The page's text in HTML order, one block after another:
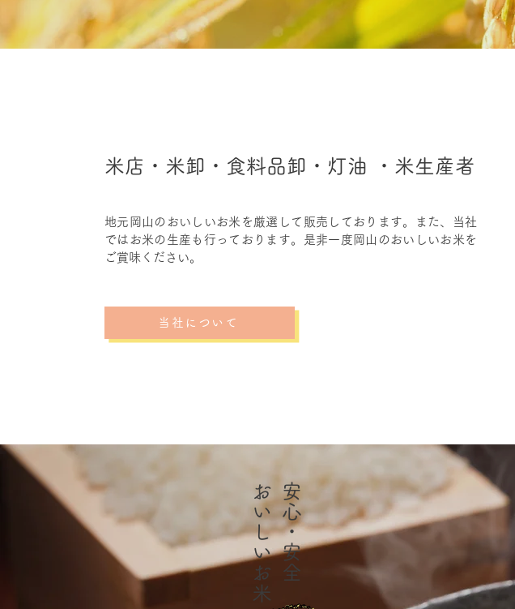
米店・米卸・食料品卸・灯油 ・米生産者
地元岡山のおいしいお米を厳選して販売しております。また、当社
ではお米の生産も行っております。是非一度岡山のおいしいお米を
ご賞味ください。
当社について
安心・安全
​おいしいお米